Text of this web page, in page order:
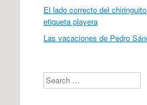
El lado correcto del
etiqueta playera
Las vacaciones de Pedro
Search